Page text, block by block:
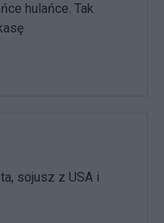
hulańce. Tak
sojusz z USA i